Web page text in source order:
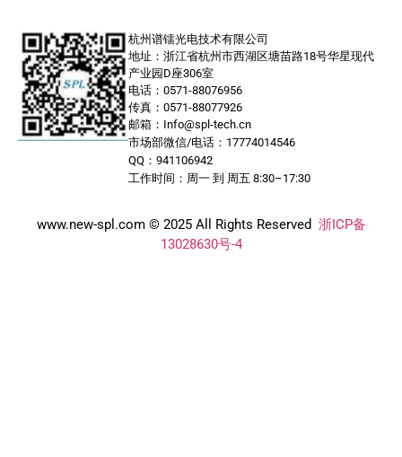
杭州谱镭光电技术有限公司
地址：浙江省杭州市西湖区塘苗路18号华星现代
产业园D座306室
电话：0571-88076956
传真：0571-88077926
邮箱：Info@spl-tech.cn
市场部微信/电话：17774014546
QQ：941106942
工作时间：周一 到 周五 8:30–17:30
www.new-spl.com © 2025 All Rights Reserved 浙ICP备
13028630号-4